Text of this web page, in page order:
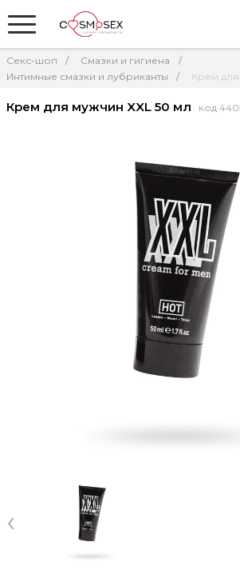
Секс-шоп
Смазки и гигиена
Интимные смазки и лубриканты
Крем
Крем для мужчин XXL 50 мл код
‹